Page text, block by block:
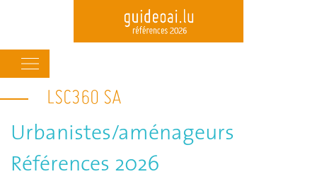
content
navigation
LSC360 SA
Urbanistes/aménageurs
Références 2026